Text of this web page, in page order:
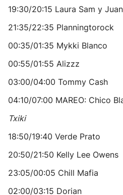
19:30/20:15 Laura Sam y
21:35/22:35 Planningtorock
00:35/01:35 Mykki Blanco
00:55/01:55 Alizzz
03:00/04:00 Tommy Cash
04:10/07:00 MAREO: Chico
Txiki
18:50/19:40 Verde Prato
20:50/21:50 Kelly Lee Owens
23:05/00:05 Chill Mafia
02:00/03:15 Dorian